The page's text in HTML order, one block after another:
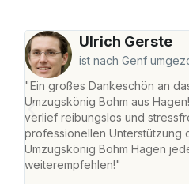
Ulrich Gerste
ist nach Genf
"Ein großes Dankeschön an
Umzugskönig Bohm aus
verlief reibungslos und
professionellen Unterstützung
Umzugskönig Bohm Hagen
weiterempfehlen!"